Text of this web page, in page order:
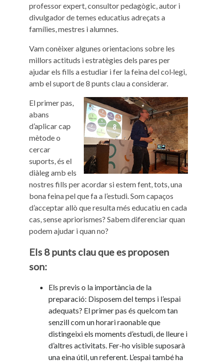
professor expert, consultor pedagògic, autor i
divulgador de temes educatius adreçats a
famílies, mestres i alumnes.
Vam conèixer algunes orientacions sobre les
millors actituds i estratègies dels pares per
ajudar els fills a estudiar i fer la feina del col·legi,
amb el suport de 8 punts clau a considerar.
El primer pas,
abans
d’aplicar cap
mètode o
cercar
suports, és el
diàleg amb els
nostres fills per acordar si estem fent, tots, una
bona feina pel que fa a l’estudi. Som capaços
d’acceptar allò que resulta més educatiu en cada
cas, sense apriorismes? Sabem diferenciar quan
podem ajudar i quan no?
Els 8 punts clau que es proposen
son:
Els previs o la importància de la
preparació: Disposem del temps i l’espai
adequats? El primer pas és quelcom tan
senzill com un horari raonable que
distingeixi els moments d’estudi, de lleure i
d’altres activitats. Fer-ho visible suposarà
una eina útil, un referent. L’espai també ha